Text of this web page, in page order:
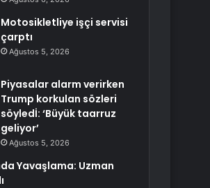
Motosikletliye işçi servisi
çarptı
Ağustos 5, 2026
Piyasalar alarm verirken
Trump korkulan sözleri
söyledİ: ‘Büyük taarruz
geliyor’
Ağustos 5, 2026
Yavaşlama: Uzman